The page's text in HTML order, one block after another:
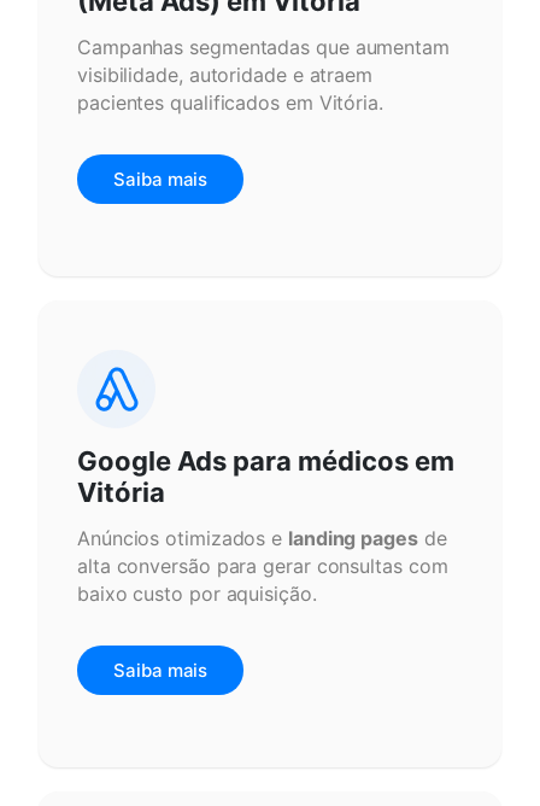
Campanhas segmentadas que aumentam
visibilidade, autoridade e atraem
pacientes qualificados em Vitória.
Saiba mais
Google Ads para médicos em
Vitória
Anúncios otimizados e landing pagesde
alta conversão para gerar consultas com
baixo custo por aquisição.
Saiba mais